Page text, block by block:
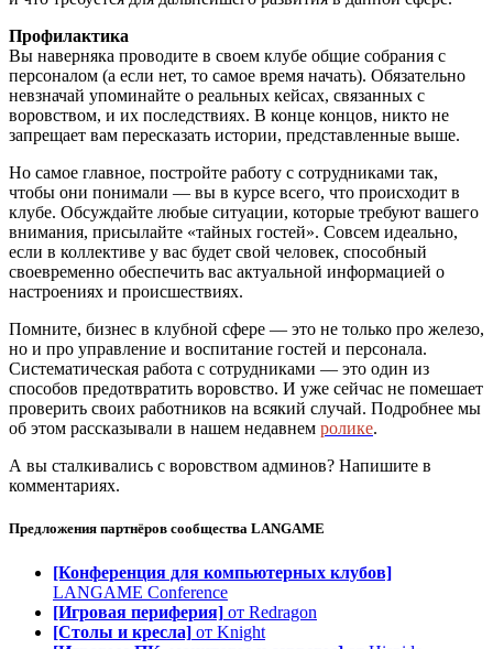
Профилактика
Вы наверняка проводите в своем клубе общие собрания с
персоналом (а если нет, то самое время начать). Обязательно
невзначай упоминайте о реальных кейсах, связанных с
воровством, и их последствиях. В конце концов, никто не
запрещает вам пересказать истории, представленные выше.
Но самое главное, постройте работу с сотрудниками так,
чтобы они понимали — вы в курсе всего, что происходит в
клубе. Обсуждайте любые ситуации, которые требуют вашего
внимания, присылайте «тайных гостей». Совсем идеально,
если в коллективе у вас будет свой человек, способный
своевременно обеспечить вас актуальной информацией о
настроениях и происшествиях.
Помните, бизнес в клубной сфере — это не только про железо,
но и про управление и воспитание гостей и персонала.
Систематическая работа с сотрудниками — это один из
способов предотвратить воровство. И уже сейчас не помешает
проверить своих работников на всякий случай. Подробнее мы
об этом рассказывали в нашем недавнем ролике.
А вы сталкивались с воровством админов? Напишите в
комментариях.
Предложения партнёров сообщества LANGAME
[Конференция для компьютерных клубов]
LANGAME Conference
[Игровая периферия] от Redragon
[Столы и кресла] от Knight